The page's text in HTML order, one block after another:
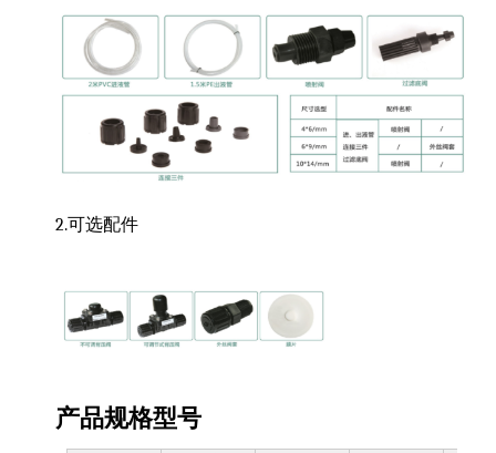
2.可选配件
产品规格型号